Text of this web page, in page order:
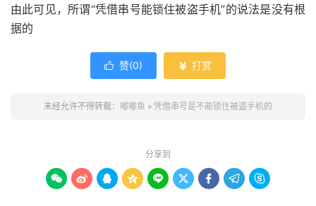
由此可见，所谓“凭借串号能锁住被盗手机”的说法是没有根
据的
 赞(0)  打赏
未经允许不得转载： 嘟嘟鱼 » 凭借串号是不能锁住被盗手机的
分享到
        